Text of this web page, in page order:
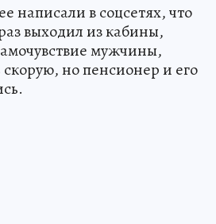
написали в соцсетях, что
выходил из кабины,
мужчины,
скорую, но пенсионер и его